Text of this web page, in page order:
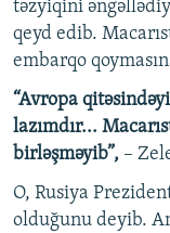
təzyiqini
qeyd edib.
embarqo
“Avropa
lazımdır...
birləşməyib”, –
O, Rusiya
olduğunu deyib.